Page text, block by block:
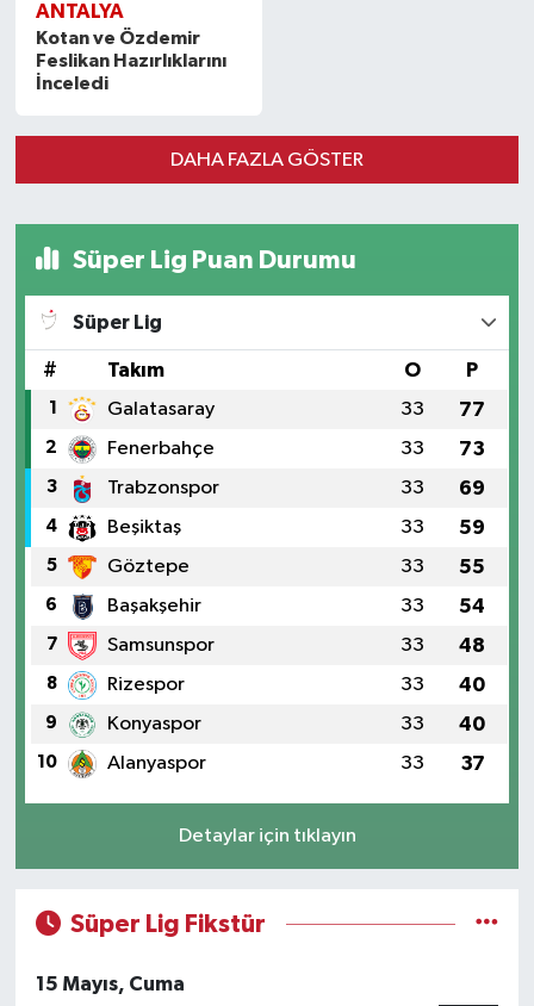
ANTALYA
Kotan ve Özdemir
Feslikan Hazırlıklarını
İnceledi
DAHA FAZLA GÖSTER
Süper Lig Puan Durumu
Süper Lig
# Takım O P
1 Galatasaray 33 77
2 Fenerbahçe 33 73
3 Trabzonspor 33 69
4 Beşiktaş 33 59
5 Göztepe 33 55
6 Başakşehir 33 54
7 Samsunspor 33 48
8 Rizespor 33 40
9 Konyaspor 33 40
10 Alanyaspor 33 37
Detaylar için tıklayın
Süper Lig Fikstür
15 Mayıs, Cuma